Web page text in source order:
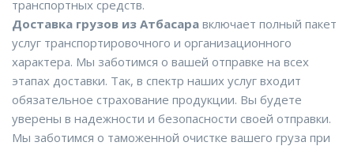
транспортных средств.
Доставка грузов из Атбасара включает полный пакет
услуг транспортировочного и организационного
характера. Мы заботимся о вашей отправке на всех
этапах доставки. Так, в спектр наших услуг входит
обязательное страхование продукции. Вы будете
уверены в надежности и безопасности своей отправки.
Мы заботимся о таможенной очистке вашего груза при